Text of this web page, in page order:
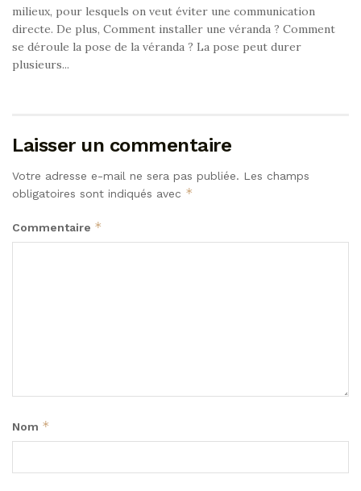
milieux, pour lesquels on veut éviter une communication
directe. De plus, Comment installer une véranda ? Comment
se déroule la pose de la véranda ? La pose peut durer
plusieurs...
Laisser un commentaire
Votre adresse e-mail ne sera pas publiée. Les champs
obligatoires sont indiqués avec *
Commentaire *
Nom *